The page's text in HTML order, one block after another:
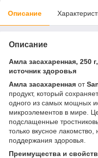
Описание
Описание
Амла засахаренная, 250
источник здоровья
Амла засахаренная от
продукт, который
одного из самых мощных
микроэлементов в мире.
подслащенные
только вкусное
поддержания здоровья.
Преимущества и